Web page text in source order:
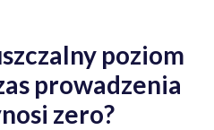
poziom
prowadzenia
zero?